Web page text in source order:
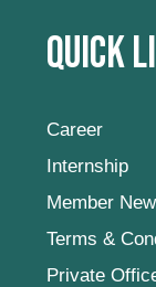
Quick
Career
Internship
Member
Terms &
Private